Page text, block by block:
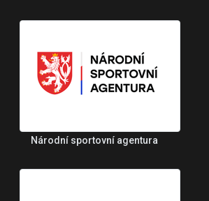
Národní sportovní agentura